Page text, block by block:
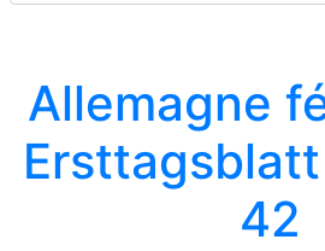
Allemagne
42